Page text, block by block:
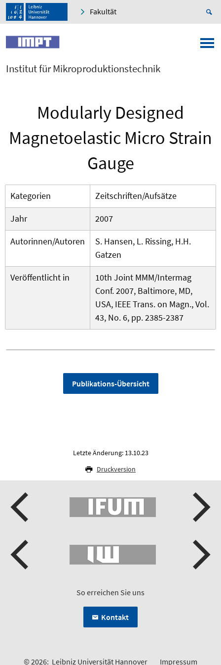
Fakultät
Institut für Mikroproduktionstechnik
Modularly Designed
Magnetoelastic Micro Strain
Gauge
Kategorien
Zeitschriften/Aufsätze
Jahr
2007
Autorinnen/Autoren
S. Hansen, L. Rissing, H.H.
Gatzen
Veröffentlicht in
10th Joint MMM/Intermag
Conf. 2007, Baltimore, MD,
USA, IEEE Trans. on Magn., Vol.
43, No. 6, pp. 2385-2387
Publikations-Übersicht
Letzte Änderung: 13.10.23
Druckversion
So erreichen Sie uns
Kontakt
© 2026: Leibniz Universität Hannover Impressum